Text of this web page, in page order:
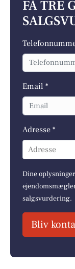
FÅ TRE
Email *
Adresse *
Adresse
Dine
salgsvurdering.
Bliv